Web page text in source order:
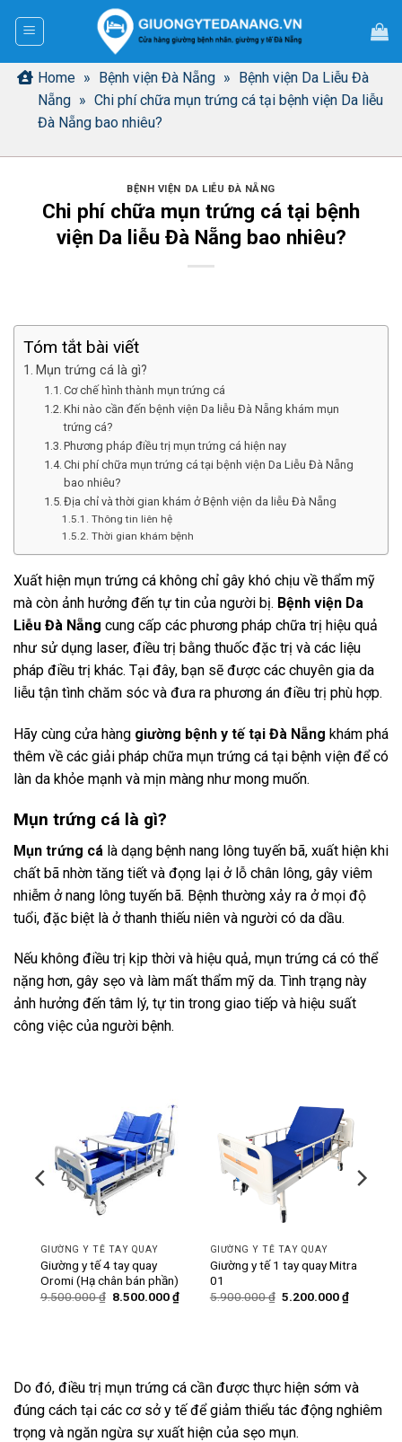
dung Home » Bệnh viện Đà Nẵng » Bệnh viện Da Liễu Đà
Nẵng » Chi phí chữa mụn trứng cá tại bệnh viện Da liễu
Đà Nẵng bao nhiêu?
BỆNH VIỆN DA LIỄU ĐÀ NẴNG
Chi phí chữa mụn trứng cá tại bệnh
viện Da liễu Đà Nẵng bao nhiêu?
Tóm tắt bài viết
Mụn trứng cá là gì?
Cơ chế hình thành mụn trứng cá
Khi nào cần đến bệnh viện Da liễu Đà Nẵng khám mụn
trứng cá?
Phương pháp điều trị mụn trứng cá hiện nay
Chi phí chữa mụn trứng cá tại bệnh viện Da Liễu Đà Nẵng
bao nhiêu?
Địa chỉ và thời gian khám ở Bệnh viện da liễu Đà Nẵng
Thông tin liên hệ
Thời gian khám bệnh
Xuất hiện mụn trứng cá không chỉ gây khó chịu về thẩm mỹ
mà còn ảnh hưởng đến tự tin của người bị. Bệnh viện Da
Liễu Đà Nẵng cung cấp các phương pháp chữa trị hiệu quả
như sử dụng laser, điều trị bằng thuốc đặc trị và các liệu
pháp điều trị khác. Tại đây, bạn sẽ được các chuyên gia da
liễu tận tình chăm sóc và đưa ra phương án điều trị phù hợp.
Hãy cùng cửa hàng giường bệnh y tế tại Đà Nẵng khám phá
thêm về các giải pháp chữa mụn trứng cá tại bệnh viện để có
làn da khỏe mạnh và mịn màng như mong muốn.
Mụn trứng cá là gì?
Mụn trứng cá là dạng bệnh nang lông tuyến bã, xuất hiện khi
chất bã nhờn tăng tiết và đọng lại ở lỗ chân lông, gây viêm
nhiễm ở nang lông tuyến bã. Bệnh thường xảy ra ở mọi độ
tuổi, đặc biệt là ở thanh thiếu niên và người có da dầu.
Nếu không điều trị kịp thời và hiệu quả, mụn trứng cá có thể
nặng hơn, gây sẹo và làm mất thẩm mỹ da. Tình trạng này
ảnh hưởng đến tâm lý, tự tin trong giao tiếp và hiệu suất
công việc của người bệnh.
GIƯỜNG Y TẾ TAY QUAY
Giường y tế 4 tay quay
Oromi (Hạ chân bán phần)
9.500.000₫ Giá
8.500.000₫Giá
hiện
GIƯỜNG Y TẾ TAY QUAY
Giường y tế 1 tay quay Mitra
01
5.900.000₫ Giá
5.200.000₫Giá
hiện
Do đó, điều trị mụn trứng cá cần được thực hiện sớm và
đúng cách tại các cơ sở y tế để giảm thiểu tác động nghiêm
trọng và ngăn ngừa sự xuất hiện của sẹo mụn.